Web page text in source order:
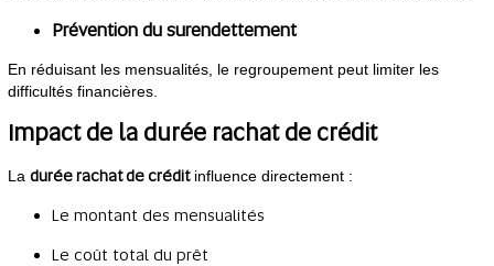
Prévention du surendettement
En réduisant les mensualités, le regroupement peut limiter les
difficultés financières.
Impact de la durée rachat de crédit
La durée rachat de créditinfluence directement :
Le montant des mensualités
Le coût total du prêt